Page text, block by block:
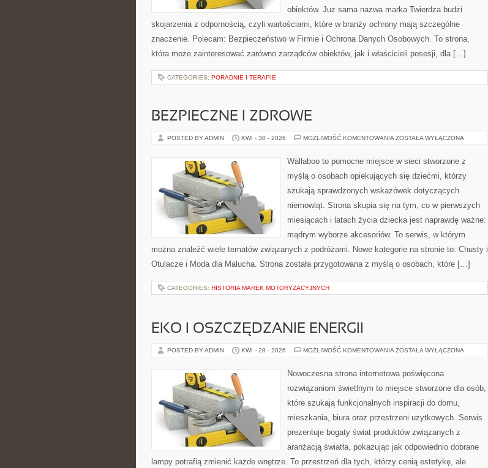
obiektów. Już sama nazwa marka Twierdza budzi
skojarzenia z odpornością, czyli wartościami, które w branży ochrony mają szczególne
znaczenie. Polecam: Bezpieczeństwo w Firmie i Ochrona Danych Osobowych. To strona,
która może zainteresować zarówno zarządców obiektów, jak i właścicieli posesji, dla […]
CATEGORIES: PORADNIE I TERAPIE
BEZPIECZNE I ZDROWE
POSTED BY ADMIN KWI - 30 - 2026 MOŻLIWOŚĆ KOMENTOWANIA BEZPIECZNE
ZOSTAŁA WYŁĄCZONA
Wallaboo to pomocne miejsce w sieci stworzone z
myślą o osobach opiekujących się dziećmi, którzy
szukają sprawdzonych wskazówek dotyczących
niemowląt. Strona skupia się na tym, co w pierwszych
miesiącach i latach życia dziecka jest naprawdę ważne:
mądrym wyborze akcesoriów. To serwis, w którym
można znaleźć wiele tematów związanych z podróżami. Nowe kategorie na stronie to: Chusty i
Otulacze i Moda dla Malucha. Strona została przygotowana z myślą o osobach, które […]
CATEGORIES: HISTORIA MAREK MOTORYZACYJNYCH
EKO I OSZCZĘDZANIE ENERGII
POSTED BY ADMIN KWI - 28 - 2026 MOŻLIWOŚĆ KOMENTOWANIA EKO
ENERGII
ZOSTAŁA WYŁĄCZONA
Nowoczesna strona internetowa poświęcona
rozwiązaniom świetlnym to miejsce stworzone dla osób,
które szukają funkcjonalnych inspiracji do domu,
mieszkania, biura oraz przestrzeni użytkowych. Serwis
prezentuje bogaty świat produktów związanych z
aranżacją światła, pokazując jak odpowiednio dobrane
lampy potrafią zmienić każde wnętrze. To przestrzeń dla tych, którzy cenią estetykę, ale